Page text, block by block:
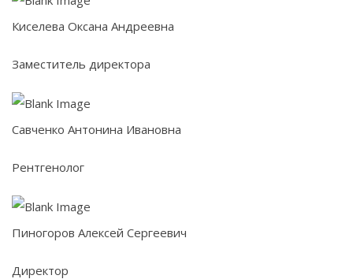
Киселева Оксана Андреевна
Заместитель директора
Савченко Антонина Ивановна
Рентгенолог
Пиногоров Алексей Сергеевич
Директор